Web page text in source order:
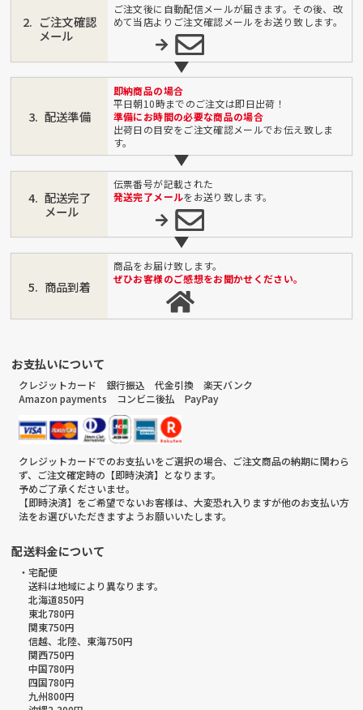
ご注文確認
メール
ご注文後に自動配信メールが届きます。その後、改
めて当店よりご注文確認メールをお送り致します。
配送準備
即納商品の場合
平日朝10時までのご注文は即日出荷！
準備にお時間の必要な商品の場合
出荷日の目安をご注文確認メールでお伝え致しま
す。
配送完了
メール
伝票番号が記載された
発送完了メールをお送り致します。
商品到着
商品をお届け致します。
ぜひお客様のご感想をお聞かせください。
お支払いについて
クレジットカード 銀行振込 代金引換 楽天バンク
Amazon payments コンビニ後払 PayPay
クレジットカードでのお支払いをご選択の場合、ご注文商品の納期に関わら
ず、ご注文確定時の【即時決済】となります。
予めご了承くださいませ。
【即時決済】をご希望でないお客様は、大変恐れ入りますが他のお支払い方
法をお選びいただきますようお願いいたします。
配送料金について
・宅配便
送料は地域により異なります。
北海道850円
東北780円
関東750円
信越、北陸、東海750円
関西750円
中国780円
四国780円
九州800円